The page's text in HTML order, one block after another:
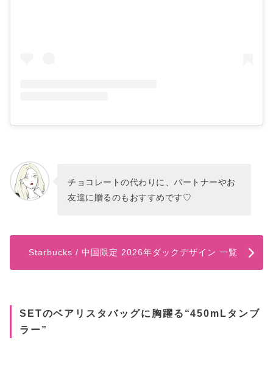
チョコレートの代わりに、パートナーやお
友達に贈るのもおすすめです♡
Starbucks / 中国限定 2026年ダックデザイン 一覧
SETのベアリスタバッグに胸躍る“450mLタンブ
ラー”